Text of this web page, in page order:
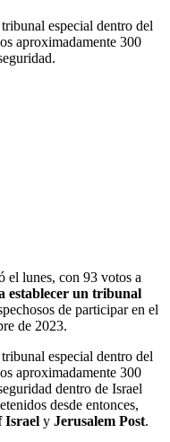
especial dentro del
aproximadamente 300
el lunes, con 93 votos a
establecer un tribunal
de participar en el
de 2023.
especial dentro del
aproximadamente 300
dentro de Israel
desde entonces,
Israel y Jerusalem Post.